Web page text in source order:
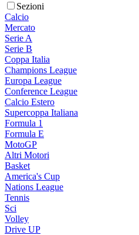
Sezioni
Calcio
Mercato
Serie A
Serie B
Coppa Italia
Champions League
Europa League
Conference League
Calcio Estero
Supercoppa Italiana
Formula 1
Formula E
MotoGP
Altri Motori
Basket
America's Cup
Nations League
Tennis
Sci
Volley
Drive UP